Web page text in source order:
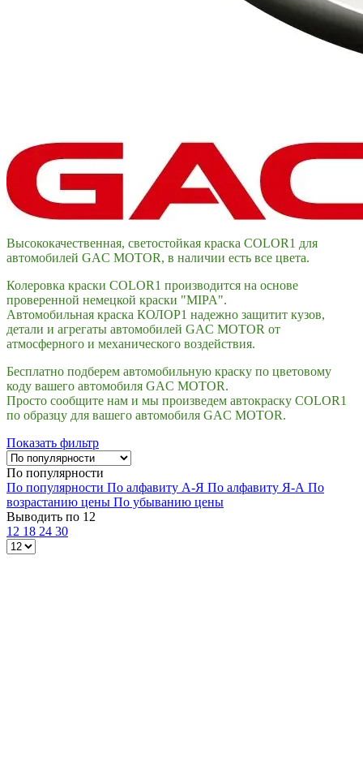
Высококачественная, светостойкая краска COLOR1 для
автомобилей GAC MOTOR, в наличии есть все цвета.
Колеровка краски COLOR1 производится на основе
проверенной немецкой краски "MIPA".
Автомобильная краска КОЛОР1 надежно защитит кузов,
детали и агрегаты автомобилей GAC MOTOR от
атмосферного и механического воздействия.
Бесплатно подберем автомобильную краску по цветовому
коду вашего автомобиля GAC MOTOR.
Просто сообщите нам и мы произведем автокраску COLOR1
по образцу для вашего автомобиля GAC MOTOR.
Показать фильтр
По популярности
По популярности По алфавиту А-Я По алфавиту Я-А По
возрастанию цены По убыванию цены
Выводить по 12
12 18 24 30